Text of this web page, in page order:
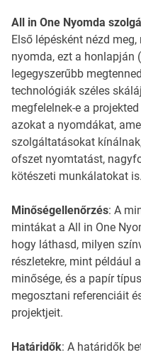
All in One Nyomda
Első lépésként nézd
nyomda, ezt a honlapján (
legegyszerűbb
technológiák széles
megfelelnek-e a
azokat a nyomdákat,
szolgáltatásokat
ofszet nyomtatást,
kötészeti munkálatokat is.
Minőségellenőrzés: A
mintákat a All in One
hogy láthasd, milyen
részletekre, mint például
minősége, és a papír
megosztani referenciáit
projektjeit.
Határidők: A határidők